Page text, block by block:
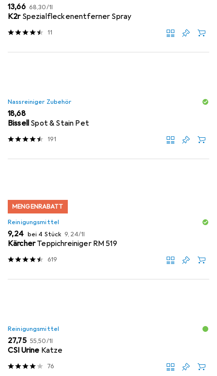
EUR
13,66 EUR
68,30/1l
K2r Spezialfleckenentferner Spray
11
Nassreiniger Zubehör
EUR
18,68
Bissell Spot & Stain Pet
191
MENGENRABATT
Reinigungsmittel
EUR
9,24 bei 4 Stück EUR
9,24/1l
KärcherTeppichreiniger RM 519
619
Reinigungsmittel
EUR
27,75 EUR
55,50/1l
CSI Urine Katze
76